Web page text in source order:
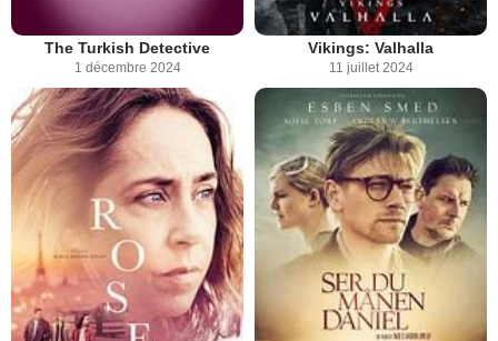
The Turkish Detective
1 décembre 2024
Vikings: Valhalla
11 juillet 2024